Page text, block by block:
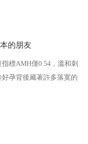
的朋友
標AMH僅0.54，溫和刺
孕背後藏著許多落寞的